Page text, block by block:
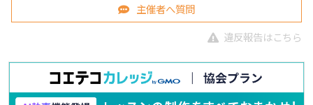
主催者へ質問
違反報告はこちら